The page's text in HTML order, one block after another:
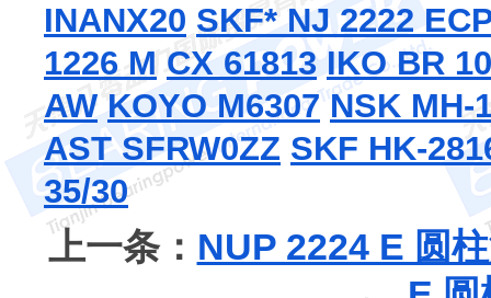
INANX20 SKF* NJ 2222
1226 M CX 61813 IKO BR
AW KOYO M6307 NSK MH-
AST SFRW0ZZ SKF HK-
35/30
上一条： NUP 2224 E 圆